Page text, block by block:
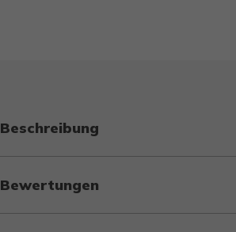
Beschreibung
Bewertungen